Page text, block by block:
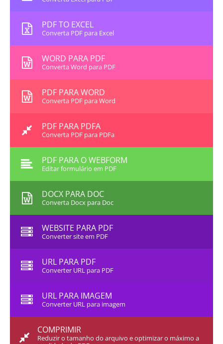
PDF TO EXCEL
Converta PDF para Excel
WORD PARA PDF
Converta Word para PDF
PDF PARA WORD
Converta PDF para Word
PDF PARA PDFA
Converta PDF para PDFa
PDF PARA O WEBFORM
Editar formulário em PDF
DOCX PARA DOC
Converta Docx para Doc
WEBSITE PARA PDF
Converter site em PDF
URL PARA PDF
Converter URL para PDF
URL PARA IMAGEM
Converter URL para imagem
COMPRIMIR
Reduzir o tamanho do arquivo e optimizar o máximo a